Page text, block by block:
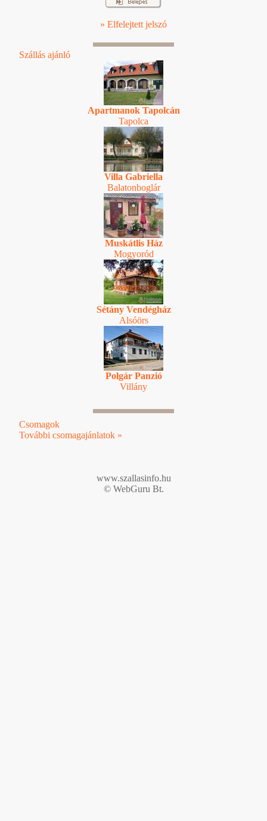
» Elfelejtett jelszó
Szállás ajánló
Apartmanok Tapolcán
Tapolca
Villa Gabriella
Balatonboglár
Muskátlis Ház
Mogyoród
Sétány Vendégház
Alsóörs
Polgár Panzió
Villány
Csomagok
További csomagajánlatok »
www.szallasinfo.hu
© WebGuru Bt.